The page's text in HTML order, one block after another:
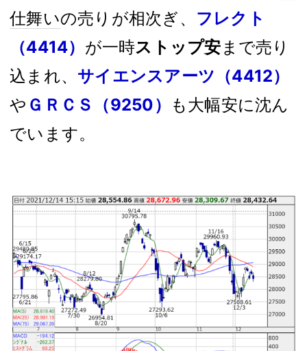
仕舞いの売りが相次ぎ、 フレクト
（4414） が一時ストップ安 まで売り
込まれ、 サイエンスアーツ（4412）
や ＧＲＣＳ（9250）
も大幅安に沈ん
でいます。